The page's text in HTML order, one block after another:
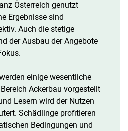
content
Österreich genutzt
Ergebnisse sind
Auch die stetige
der Ausbau der Angebote
einige wesentliche
Ackerbau vorgestellt
Lesern wird der Nutzen
Schädlinge profitieren
Bedingungen und